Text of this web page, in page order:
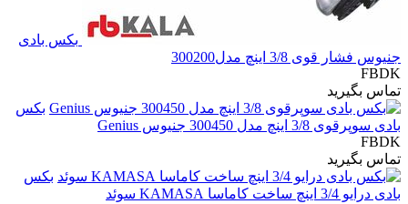
بکس بادی
جنیوس فشار قوی 3/8 اینچ مدل300200
FBDK
تماس بگیرید
بکس
بادی سوپرقوی 3/8 اینچ مدل 300450 جنیوس Genius
FBDK
تماس بگیرید
بکس
بادی درایو 3/4 اینچ ساخت کاماسا KAMASA سوئد